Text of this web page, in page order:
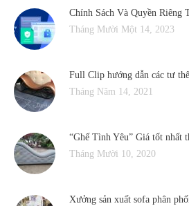
Chính Sách Và Quyền Riêng
Tháng Mười Một 14, 2023
Full Clip hướng dẫn các tư
Tháng Năm 14, 2021
“Ghế Tình Yêu” Giá tốt nhất
Tháng Mười 10, 2020
Xưởng sản xuất sofa phân